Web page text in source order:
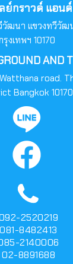
ย์กราวด์ แอน
ฒนา แขวงทวีวัฒ
รุงเทพฯ 10170
AND
road.
Bangkok 10170
2520219
081-8482413
2140006
02-8891688